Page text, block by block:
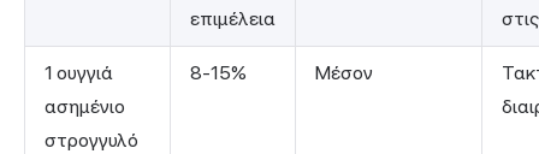
επιμέλεια
1 ουγγιά
ασημένιο
στρογγυλό
8-15% Μέσον